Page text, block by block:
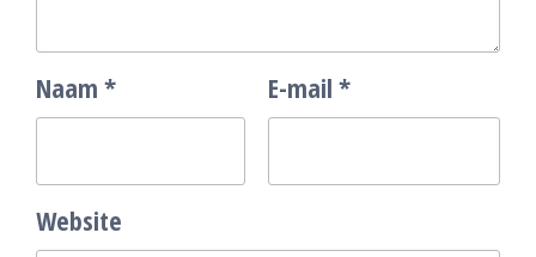
Naam * E-mail *
Website